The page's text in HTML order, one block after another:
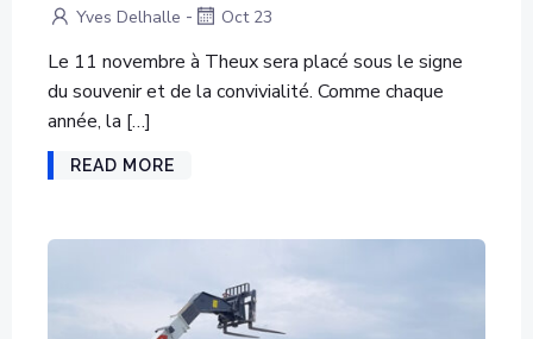
Yves Delhalle - Oct 23
Le 11 novembre à Theux sera placé sous le signe
du souvenir et de la convivialité. Comme chaque
année, la […]
READ MORE